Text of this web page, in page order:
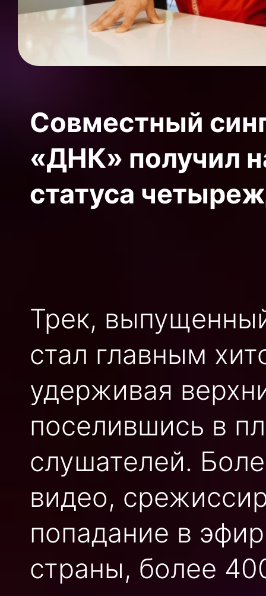
Совместный
«ДНК» получил
статуса
Трек,
стал главным
удерживая
поселившись в
слушателей.
видео,
попадание в
страны, более